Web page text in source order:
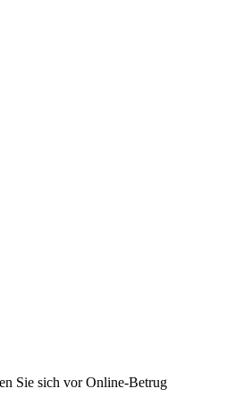
Sie sich vor Online-Betrug